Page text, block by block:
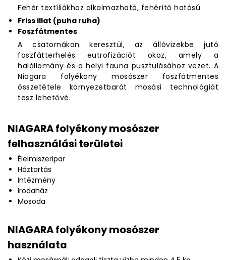
Fehér textíliákhoz alkalmazható, fehérítő hatású.
Friss illat (puha ruha)
Foszfátmentes
A csatornákon keresztül, az állóvizekbe jutó
foszfátterhelés eutrofizációt okoz, amely a
halállomány és a helyi fauna pusztulásához vezet. A
Niagara folyékony mosószer foszfátmentes
összetétele környezetbarát mosási technológiát
tesz lehetővé.
NIAGARA folyékony mosószer
felhasználási területei
Élelmiszeripar
Háztartás
Intézmény
Irodaház
Mosoda
NIAGARA folyékony mosószer
használata